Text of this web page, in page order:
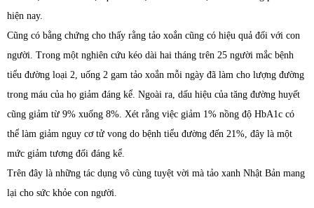
hiện nay.
Cũng có bằng chứng cho thấy rằng tảo xoắn cũng có hiệu quả đối với con
người. Trong một nghiên cứu kéo dài hai tháng trên 25 người mắc bệnh
tiểu đường loại 2, uống 2 gam tảo xoắn mỗi ngày đã làm cho lượng đường
trong máu của họ giảm đáng kể. Ngoài ra, dấu hiệu của tăng đường huyết
cũng giảm từ 9% xuống 8%. Xét rằng việc giảm 1% nồng độ HbA1c có
thể làm giảm nguy cơ tử vong do bệnh tiểu đường đến 21%, đây là một
mức giảm tương đối đáng kể.
Trên đây là những tác dụng vô cùng tuyệt vời mà tảo xanh Nhật Bản mang
lại cho sức khỏe con người.